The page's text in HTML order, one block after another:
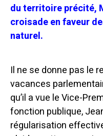
du territoire précité,
croisade en faveur
naturel.
Il ne se donne pas le
vacances
qu’il a vue le Vice-
fonction publique,
régularisation